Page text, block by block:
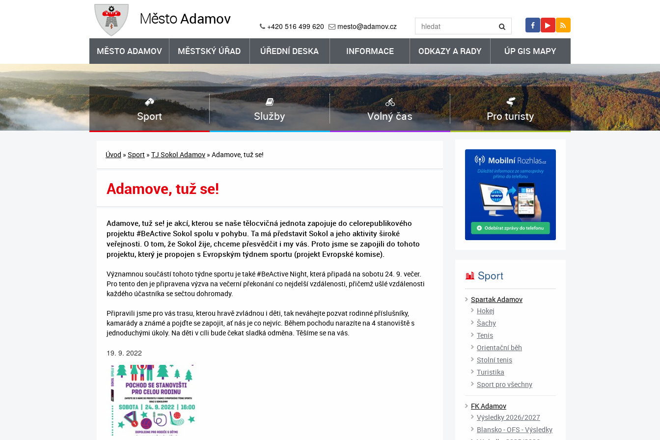
MěstoAdamov +420 516 499 620 mesto@adamov.cz
MĚSTO ADAMOV MĚSTSKÝ ÚŘAD ÚŘEDNÍ DESKA INFORMACE ODKAZY A RADY ÚP GIS MAPY
Sport Služby Volný čas Pro turisty
Úvod » Sport » TJ Sokol Adamov » Adamove, tuž se!
Adamove, tuž se!
Adamove, tuž se! je akcí, kterou se naše tělocvičná jednota zapojuje do celorepublikového
projektu #BeActive Sokol spolu v pohybu. Ta má představit Sokol a jeho aktivity široké
veřejnosti. O tom, že Sokol žije, chceme přesvědčit i my vás. Proto jsme se zapojili do tohoto
projektu, který je propojen s Evropským týdnem sportu (projekt Evropské komise).
Významnou součástí tohoto týdne sportu je také #BeActive Night, která připadá na sobotu 24. 9. večer.
Pro tento den je připravena výzva na večerní překonání co nejdelší vzdálenosti, přičemž ušlé vzdálenosti
každého účastníka se sečtou dohromady.
Připravili jsme pro vás trasu, kterou hravě zvládnou i děti, tak neváhejte pozvat rodinné příslušníky,
kamarády a známé a pojďte se zapojit, ať nás je co nejvíc. Během pochodu narazíte na 4 stanoviště s
jednoduchými úkoly. Na děti v cíli bude čekat sladká odměna. Těšíme se na vás.
19. 9. 2022
Sport
Spartak Adamov
Hokej
Šachy
Tenis
Orientační běh
Stolní tenis
Turistika
Sport pro všechny
FK Adamov
Výsledky 2026/2027
Blansko - OFS - Výsledky